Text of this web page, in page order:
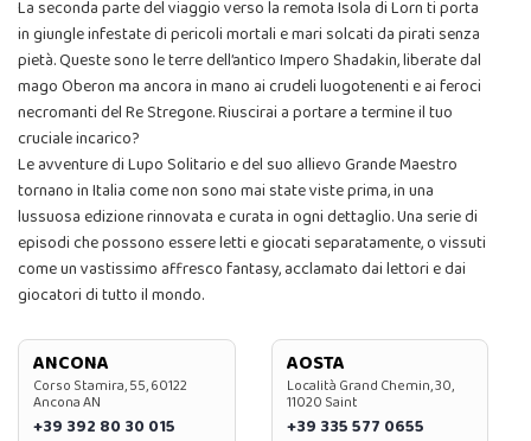
La seconda parte del viaggio verso la remota Isola di Lorn ti porta
in giungle infestate di pericoli mortali e mari solcati da pirati senza
pietà. Queste sono le terre dell’antico Impero Shadakin, liberate dal
mago Oberon ma ancora in mano ai crudeli luogotenenti e ai feroci
necromanti del Re Stregone. Riuscirai a portare a termine il tuo
cruciale incarico?
Le avventure di Lupo Solitario e del suo allievo Grande Maestro
tornano in Italia come non sono mai state viste prima, in una
lussuosa edizione rinnovata e curata in ogni dettaglio. Una serie di
episodi che possono essere letti e giocati separatamente, o vissuti
come un vastissimo affresco fantasy, acclamato dai lettori e dai
giocatori di tutto il mondo.
ANCONA
Corso Stamira, 55, 60122
Ancona AN
+39 392 80 30 015
AOSTA
Località Grand Chemin, 30,
11020 Saint
+39 335 577 0655